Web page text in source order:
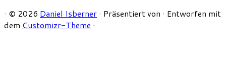
· © 2026 Daniel Isberner · Präsentiert von · Entworfen mit
dem Customizr-Theme ·